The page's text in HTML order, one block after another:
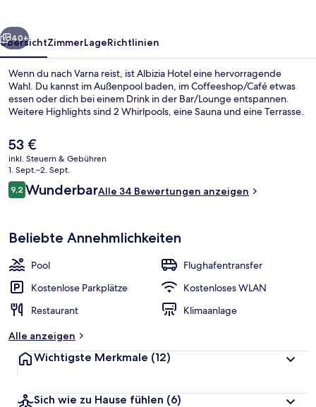
In Strandnähe, Sonnenschirme,
Weiter
40+
ÜbersichtZimmerLageRichtlinien
Wenn du nach Varna reist, ist Albizia Hotel eine hervorragende
Wahl. Du kannst im Außenpool baden, im Coffeeshop/Café etwas
essen oder dich bei einem Drink in der Bar/Lounge entspannen.
Weitere Highlights sind 2 Whirlpools, eine Sauna und eine Terrasse.
Der
aktuelle
Preis
beträgt
53 €.
53 €
inkl. Steuern & Gebühren
1. Sept.–2. Sept.
Bewertungen
9,29,2 von 10.
WunderbarAlle 34 Bewertungen anzeigen
Beliebte Annehmlichkeiten
Pool
Flughafentransfer
Kostenlose Parkplätze
Kostenloses WLAN
Restaurant
Klimaanlage
Alle anzeigen
Wichtigste Merkmale (12)
Sich wie zu Hause fühlen (6)